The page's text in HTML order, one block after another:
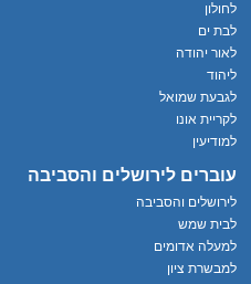
לחולון
לבת ים
לאור יהודה
ליהוד
לגבעת שמואל
לקריית אונו
למודיעין
עוברים לירושלים והסביבה
לירושלים והסביבה
לבית שמש
למעלה אדומים
למבשרת ציון